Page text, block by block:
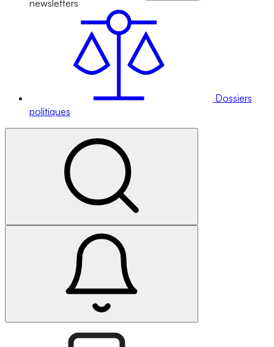
newsletters
Dossiers
politiques